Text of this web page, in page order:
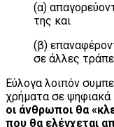
(α)
της και
(β)
σε άλλες
Εύλογα λοιπόν
χρήματα σε
οι άνθρωποι θα
που θα ελέγχεται